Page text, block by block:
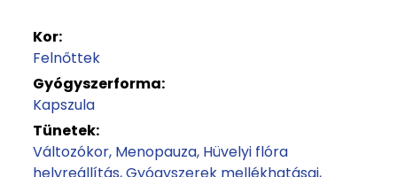
Kor:
Felnőttek
Gyógyszerforma:
Kapszula
Tünetek:
Változókor Menopauza Hüvelyi flóra